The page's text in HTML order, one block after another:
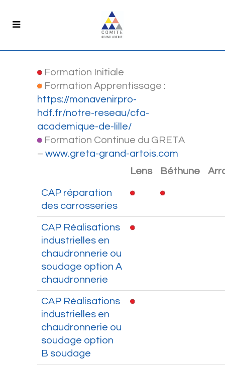
Formation Initiale
Formation Apprentissage :
https://monavenirpro-
hdf.fr/notre-reseau/cfa-
academique-de-lille/
Formation Continue du GRETA
– www.greta-grand-artois.com
Lens
Béthune
CAP réparation
des carrosseries
CAP Réalisations
industrielles en
chaudronnerie ou
soudage option A
chaudronnerie
CAP Réalisations
industrielles en
chaudronnerie ou
soudage option
B soudage